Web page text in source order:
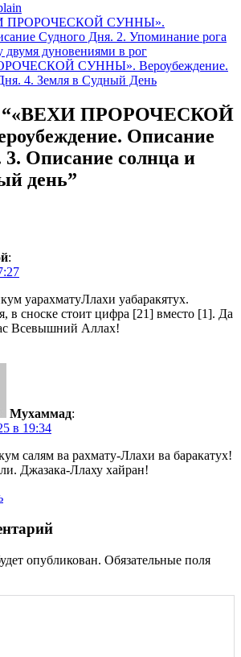
ПРОРОЧЕСКОЙ СУННЫ».
Судного Дня. 2. Упоминание рога
дуновениями в рог
СУННЫ». Вероубеждение.
4. Земля в Судный День
“«ВЕХИ ПРОРОЧЕСКОЙ
Описание
3. Описание солнца и
день”
:
уарахматуЛлахи уабаракятух.
в сноске стоит цифра [21] вместо [1]. Да
Всевышний Аллах!
Мухаммад:
в 19:34
салям ва рахмату-Ллахи ва баракатух!
Джазака-Ллаху хайран!
опубликован. Обязательные поля